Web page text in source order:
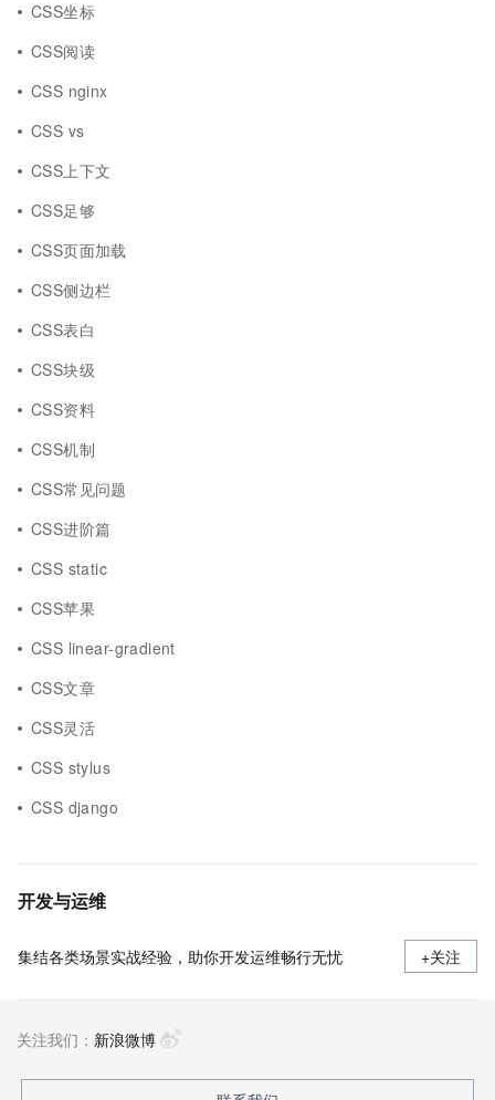
CSS坐标
CSS阅读
CSS nginx
CSS vs
CSS上下文
CSS足够
CSS页面加载
CSS侧边栏
CSS表白
CSS块级
CSS资料
CSS机制
CSS常见问题
CSS进阶篇
CSS static
CSS苹果
CSS linear-gradient
CSS文章
CSS灵活
CSS stylus
CSS django
开发与运维
集结各类场景实战经验，助你开发运维畅行无忧 +关注
关注我们： 新浪微博